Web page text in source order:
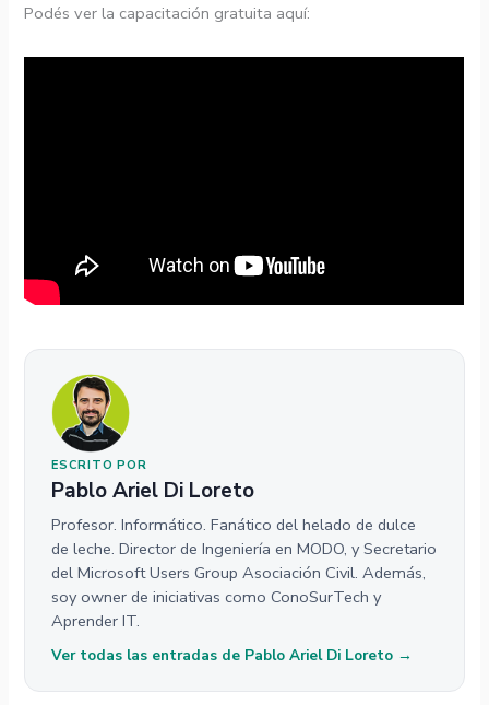
Podés ver la capacitación gratuita aquí:
ESCRITO POR
Pablo Ariel Di Loreto
Profesor. Informático. Fanático del helado de dulce
de leche. Director de Ingeniería en MODO, y Secretario
del Microsoft Users Group Asociación Civil. Además,
soy owner de iniciativas como ConoSurTech y
Aprender IT.
Ver todas las entradas de Pablo Ariel Di Loreto →